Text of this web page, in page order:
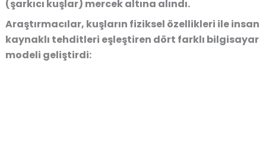
(şarkıcı kuşlar) mercek altına alındı.
Araştırmacılar, kuşların fiziksel özellikleri ile insan
kaynaklı tehditleri eşleştiren dört farklı bilgisayar
modeli geliştirdi: